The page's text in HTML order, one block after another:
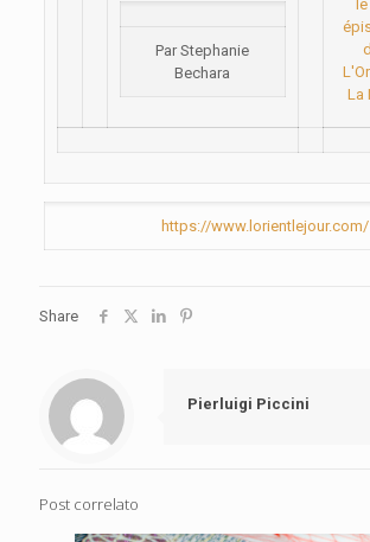
Par Stephanie
Bechara
https://www.lorientlejour.com/
Share
Pierluigi Piccini
Post correlato